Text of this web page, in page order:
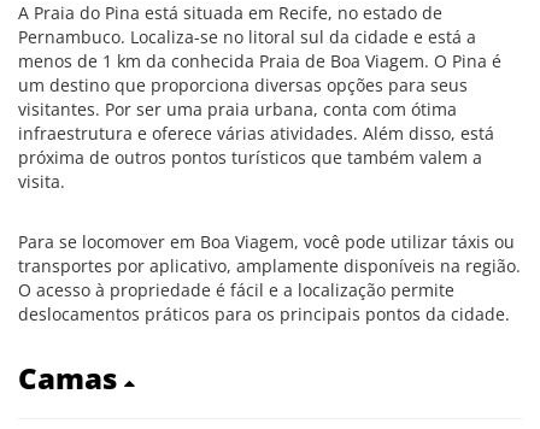
A Praia do Pina está situada em Recife, no estado de
Pernambuco. Localiza-se no litoral sul da cidade e está a
menos de 1 km da conhecida Praia de Boa Viagem. O Pina é
um destino que proporciona diversas opções para seus
visitantes. Por ser uma praia urbana, conta com ótima
infraestrutura e oferece várias atividades. Além disso, está
próxima de outros pontos turísticos que também valem a
visita.
Para se locomover em Boa Viagem, você pode utilizar táxis ou
transportes por aplicativo, amplamente disponíveis na região.
O acesso à propriedade é fácil e a localização permite
deslocamentos práticos para os principais pontos da cidade.
Camas